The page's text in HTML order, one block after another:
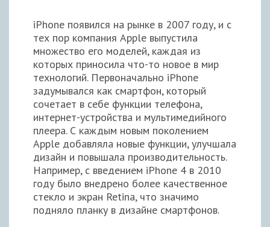
iPhone появился на рынке в 2007 году, и с
тех пор компания Apple выпустила
множество его моделей, каждая из
которых приносила что-то новое в мир
технологий. Первоначально iPhone
задумывался как смартфон, который
сочетает в себе функции телефона,
интернет-устройства и мультимедийного
плеера. С каждым новым поколением
Apple добавляла новые функции, улучшала
дизайн и повышала производительность.
Например, с введением iPhone 4 в 2010
году было внедрено более качественное
стекло и экран Retina, что значимо
подняло планку в дизайне смартфонов.